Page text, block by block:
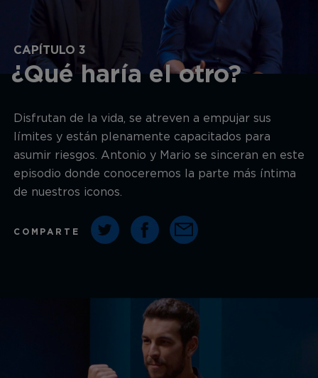
CAPÍTULO 3
¿Qué haría el otro?
Disfrutan de la vida, se atreven a empujar sus
límites y están plenamente capacitados para
asumir riesgos. Antonio y Mario se sinceran en este
episodio donde conoceremos la parte más íntima
de nuestros iconos.
COMPARTE